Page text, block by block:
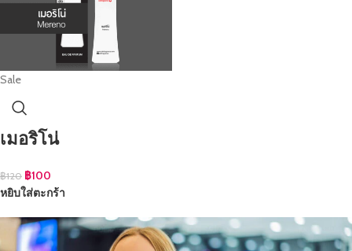
Sale
เมอริโน่
฿120 ฿100
หยิบใส่ตะกร้า